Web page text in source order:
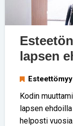
lapsen
Kodin
lapsen
helposti